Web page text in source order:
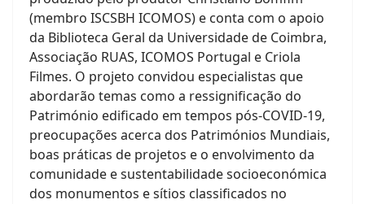
(membro ISCSBH ICOMOS) e conta com o apoio
da Biblioteca Geral da Universidade de Coimbra,
Associação RUAS, ICOMOS Portugal e Criola
Filmes. O projeto convidou especialistas que
abordarão temas como a ressignificação do
Património edificado em tempos pós-COVID-19,
preocupações acerca dos Patrimónios Mundiais,
boas práticas de projetos e o envolvimento da
comunidade e sustentabilidade socioeconómica
dos monumentos e sítios classificados no